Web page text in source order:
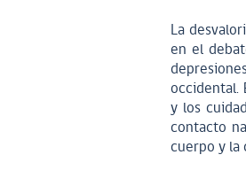
La
en el
occidental.
y los
contacto
cuerpo y la